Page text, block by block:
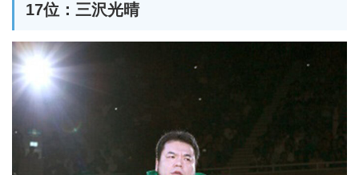
17位：三沢光晴